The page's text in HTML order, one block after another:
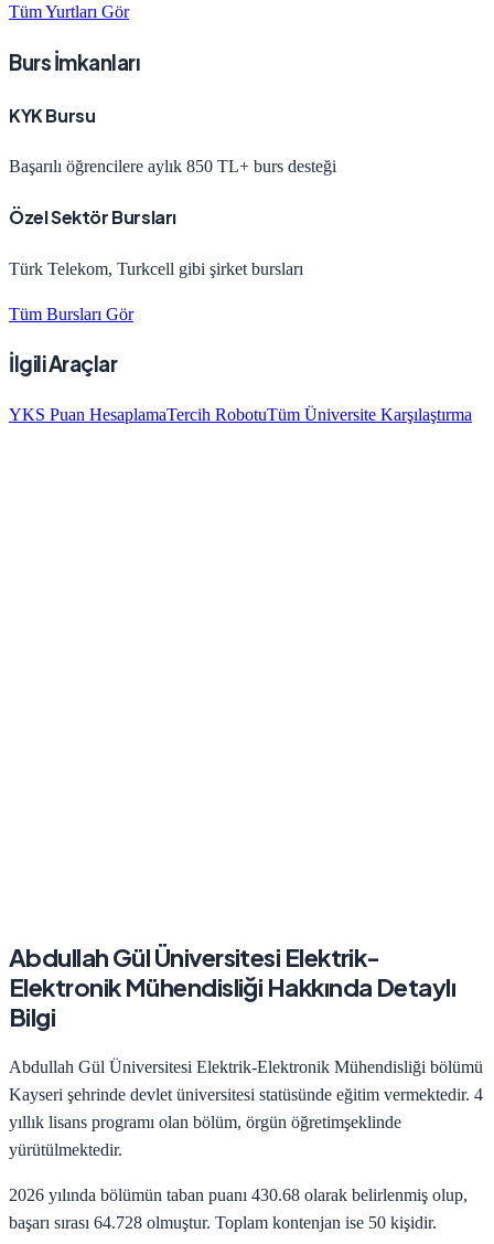
Tüm Yurtları Gör
Burs İmkanları
KYK Bursu
Başarılı öğrencilere aylık 850 TL+ burs desteği
Özel Sektör Bursları
Türk Telekom, Turkcell gibi şirket bursları
Tüm Bursları Gör
İlgili Araçlar
YKS Puan HesaplamaTercih RobotuTüm Üniversite Karşılaştırma
Abdullah Gül Üniversitesi Elektrik-
Elektronik Mühendisliği Hakkında Detaylı
Bilgi
Abdullah Gül Üniversitesi Elektrik-Elektronik Mühendisliği bölümü
Kayseri şehrinde devlet üniversitesi statüsünde eğitim vermektedir. 4
yıllık lisans programı olan bölüm, örgün öğretimşeklinde
yürütülmektedir.
2026 yılında bölümün taban puanı 430.68 olarak belirlenmiş olup,
başarı sırası 64.728 olmuştur. Toplam kontenjan ise 50 kişidir.